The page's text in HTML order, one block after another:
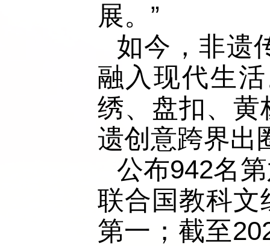
展。”
如今，非遗
融入现代生
绣、盘扣、黄
遗创意跨界出
公布942名
联合国教科文
第一；截至